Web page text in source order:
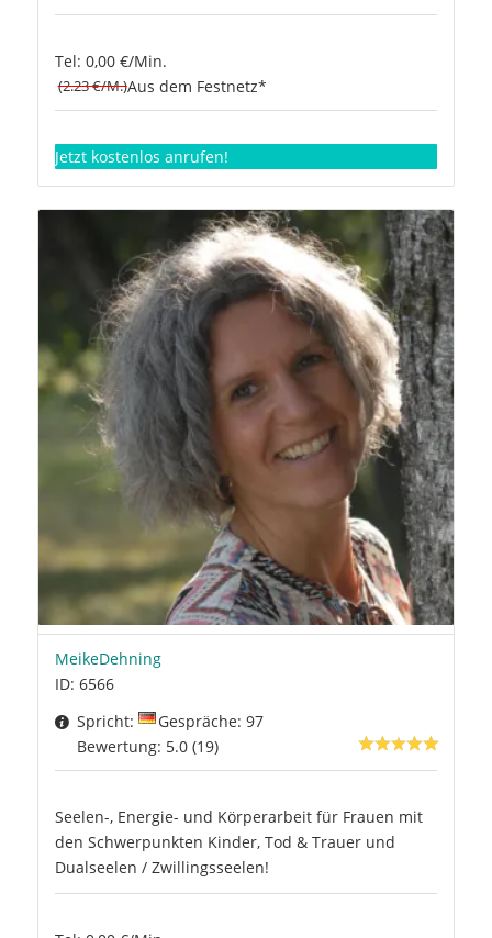
Tel: 0,00 €/Min.
(2.23 €/M.)Aus dem Festnetz*
Jetzt kostenlos anrufen!
MeikeDehning
ID: 6566
Spricht:
Gespräche: 97
Bewertung: 5.0 (19)
Seelen-, Energie- und Körperarbeit für Frauen mit
den Schwerpunkten Kinder, Tod & Trauer und
Dualseelen / Zwillingsseelen!